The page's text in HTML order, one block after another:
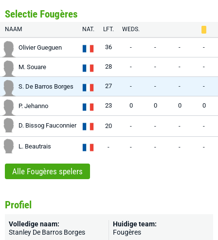
Selectie Fougères
NAAM NAT. LFT. WEDS.
Olivier Gueguen 36 - - - -
M. Souare 28 - - - -
S. De Barros Borges 27 - - - -
P. Jehanno 23 0 0 0 0
D. Bissog Fauconnier 20 - - - -
L. Beautrais - - - - -
Alle Fougères spelers
Profiel
Volledige naam:
Stanley De Barros Borges
Huidige team:
Fougères